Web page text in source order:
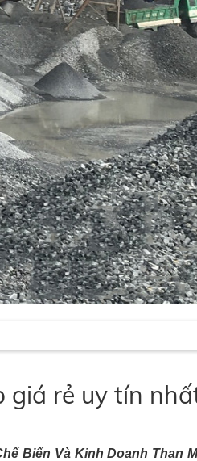
giá rẻ uy tín
Biến Và Kinh Doanh Than